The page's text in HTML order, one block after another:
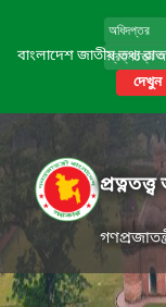
বাংলাদেশ জাতীয় তথ্য
দেখুন